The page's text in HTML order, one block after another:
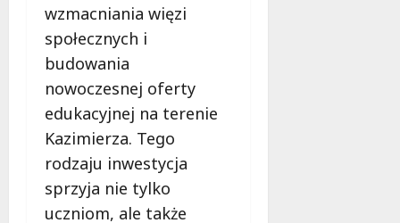
wzmacniania więzi
społecznych i
budowania
nowoczesnej oferty
edukacyjnej na terenie
Kazimierza. Tego
rodzaju inwestycja
sprzyja nie tylko
uczniom, ale także